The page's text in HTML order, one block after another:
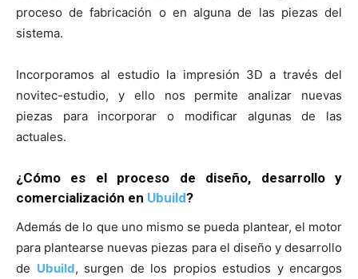
proceso de fabricación o en alguna de las piezas del
sistema.
Incorporamos al estudio la impresión 3D a través del
novitec-estudio, y ello nos permite analizar nuevas
piezas para incorporar o modificar algunas de las
actuales.
¿Cómo es el proceso de diseño, desarrollo y
comercialización en Ubuild?
Además de lo que uno mismo se pueda plantear, el motor
para plantearse nuevas piezas para el diseño y desarrollo
de Ubuild, surgen de los propios estudios y encargos